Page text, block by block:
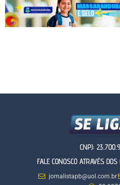
CNPJ:
FALE CONOSCO ATRAVÉS
jornalistapb@uol.com.br